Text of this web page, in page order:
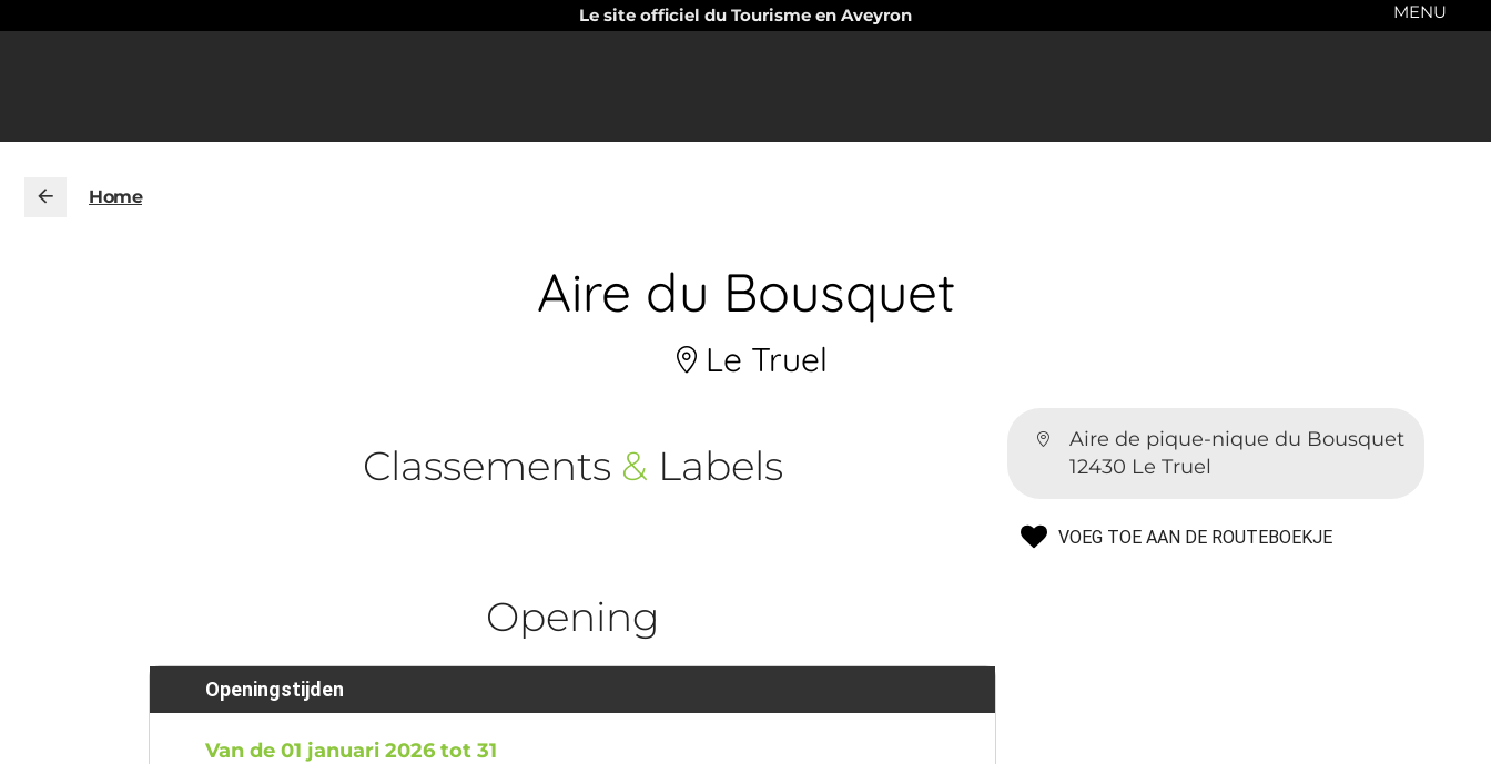
Le site officiel du Tourisme en Aveyron MENU
Home
Aire du Bousquet
Le Truel
Aire de pique-nique du Bousquet
12430 Le Truel
VOEG TOE AAN DE ROUTEBOEKJE
Classements & Labels
Opening
Openingstijden
Van de 01 januari 2026 tot 31